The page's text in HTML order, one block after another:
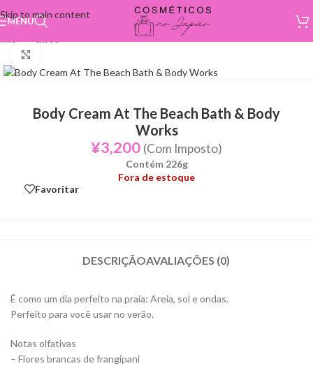
Skip to main content
MENU
Body Cream At The Beach Bath & Body
Works
¥3,200 (Com Imposto)
Contém 226g
Fora de estoque
Favoritar
DESCRIÇÃOAVALIAÇÕES (0)
É como um dia perfeito na praia: Areia, sol e ondas.
Perfeito para você usar no verão.
Notas olfativas
– Flores brancas de frangipani